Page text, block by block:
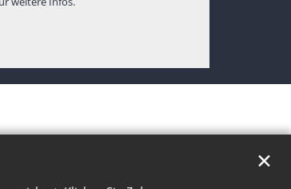
✕